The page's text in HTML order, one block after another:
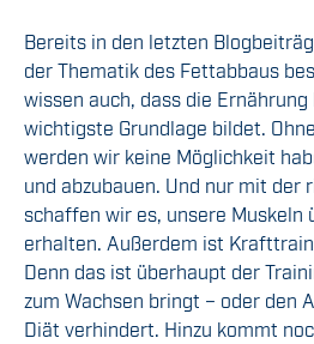
Bereits in den letzten
der Thematik des Fettabbaus
wissen auch, dass die
wichtigste Grundlage bildet.
werden wir keine Möglichkeit
und abzubauen. Und nur mit der
schaffen wir es, unsere Muskeln
erhalten. Außerdem ist
Denn das ist überhaupt der
zum Wachsen bringt – oder den
Diät verhindert. Hinzu kommt